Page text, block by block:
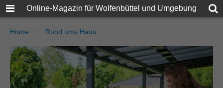
Online-Magazin für Wolfenbüttel und Umgebung
Home Rund ums Haus